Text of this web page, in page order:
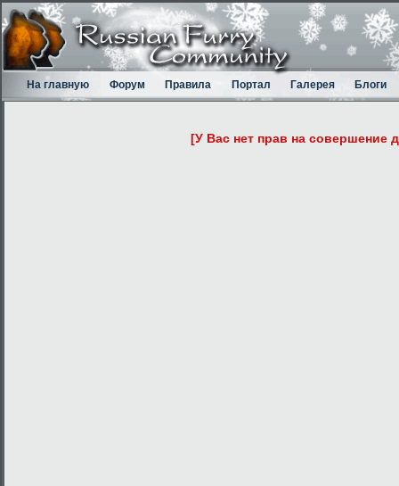
На главную Форум Правила Портал Галерея Блоги
[У Вас нет прав на совершение